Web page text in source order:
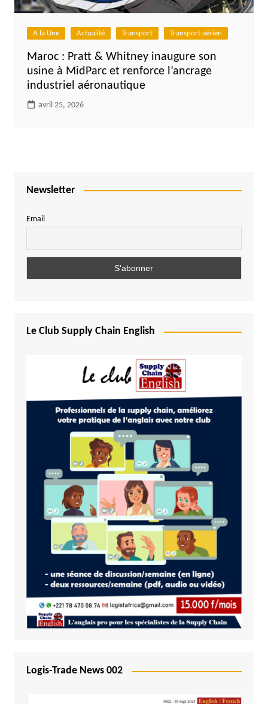
A la Une Actualité Transport Transport aérien
Maroc : Pratt & Whitney inaugure son
usine à MidParc et renforce l’ancrage
industriel aéronautique
avril 25, 2026
Newsletter
Email
Le Club Supply Chain English
Logis-Trade News 002